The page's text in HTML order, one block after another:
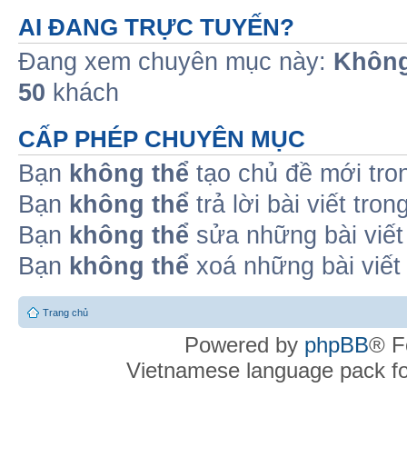
AI ĐANG TRỰC TUYẾN?
Đang xem chuyên mục này:
50 khách
CẤP PHÉP CHUYÊN MỤC
Bạn không thể tạo chủ đề mới
Bạn không thể trả lời bài viết
Bạn không thể sửa những bài
Bạn không thể xoá những bài
Trang chủ
Powered by phpBB®
Vietnamese language pack